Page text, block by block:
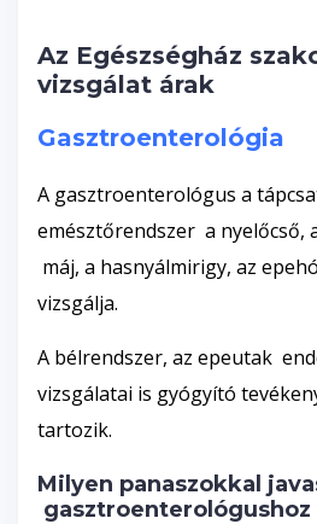
Az Egészségház
vizsgálat árak
Gasztroenterológia
A gasztroenterológus a
emésztőrendszer a nyelőcső,
máj, a hasnyálmirigy, az
vizsgálja.
A bélrendszer, az epeutak
vizsgálatai is gyógyító
tartozik.
Milyen panaszokkal